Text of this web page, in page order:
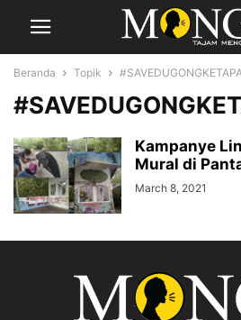
Beranda Topik
Kampanye
Mural di
March 8, 2021